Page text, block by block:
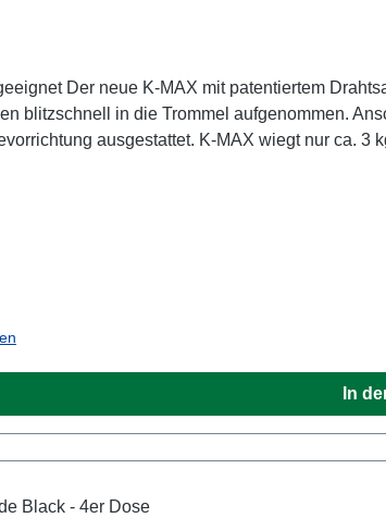
Der neue K-MAX mit patentiertem
blitzschnell in die Trommel aufgenommen.
ausgestattet. K-MAX wiegt nur ca.
In